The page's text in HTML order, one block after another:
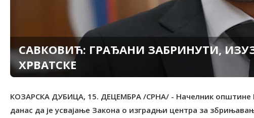
САВКОВИЋ: ГРАЂАНИ ЗАБРИНУTИ,
ХРВАTСКЕ
КОЗАРСКА ДУБИЦА, 15. ДЕЦЕМБРА /СРНА/ - Начелник општине
данас да је усвајање Закона о изградњи центра за